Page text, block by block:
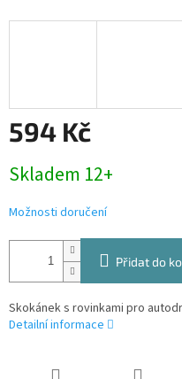
594 Kč
cena:
Skladem 12+
Možnosti doručení
Přidat do
Skokánek s rovinkami pro
Detailní informace